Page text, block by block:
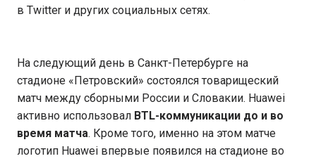
в Twitter и других социальных сетях.
На следующий день в Санкт-Петербурге на
стадионе «Петровский» состоялся товарищеский
матч между сборными России и Словакии. Huawei
активно использовал BTL-коммуникации до и во
время матча. Кроме того, именно на этом матче
логотип Huawei впервые появился на стадионе во